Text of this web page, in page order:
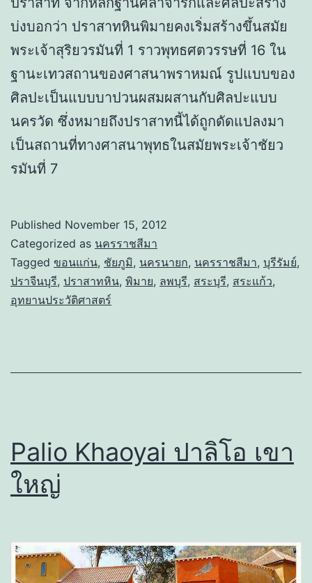
บ่งบอกว่า ปราสาทหินพิมายคงเริ่มสร้างขึ้นสมัย
พระเจ้าสุริยวรมันที่ 1 ราวพุทธศตวรรษที่ 16 ใน
ฐานะเทวสถานของศาสนาพราหมณ์ รูปแบบของ
ศิลปะเป็นแบบบาปวนผสมผสานกับศิลปะแบบ
นครวัด ซึ่งหมายถึงปราสาทนี้ได้ถูกดัดแปลงมา
เป็นสถานที่ทางศาสนาพุทธในสมัยพระเจ้าชัยว
รมันที่ 7
Published November 15, 2012
Categorized as นครราชสีมา
Tagged ขอนแก่น, ชัยภูมิ, นครนายก, นครราชสีมา, บุรีรัมย์,
ปราจีนบุรี, ปราสาทหิน, พิมาย, ลพบุรี, สระบุรี, สระแก้ว,
อุทยานประวัติศาสตร์
Palio Khaoyai ปาลิโอ เขา
ใหญ่